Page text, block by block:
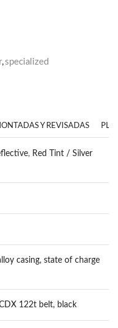
,specialized
Y REVISADAS
, Red Tint / Silver
casing, state of charge
122t belt, black